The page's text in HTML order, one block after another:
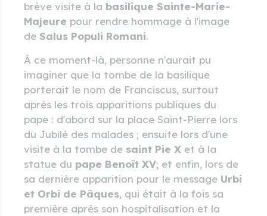
brève visite à la basilique Sainte-Marie-
Majeure pour rendre hommage à l'image
de Salus Populi Romani.
À ce moment-là, personne n'aurait pu
imaginer que la tombe de la basilique
porterait le nom de Franciscus, surtout
après les trois apparitions publiques du
pape : d'abord sur la place Saint-Pierre lors
du Jubilé des malades ; ensuite lors d'une
visite à la tombe de saint Pie X et à la
statue du pape Benoît XV; et enfin, lors de
sa dernière apparition pour le message Urbi
et Orbi de Pâques, qui était à la fois sa
première après son hospitalisation et la